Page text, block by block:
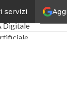
servizi
Telco
Digitale